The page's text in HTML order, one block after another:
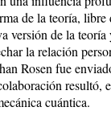
de la teoría,
versión de la
la relación
Rosen fue
cuántica.